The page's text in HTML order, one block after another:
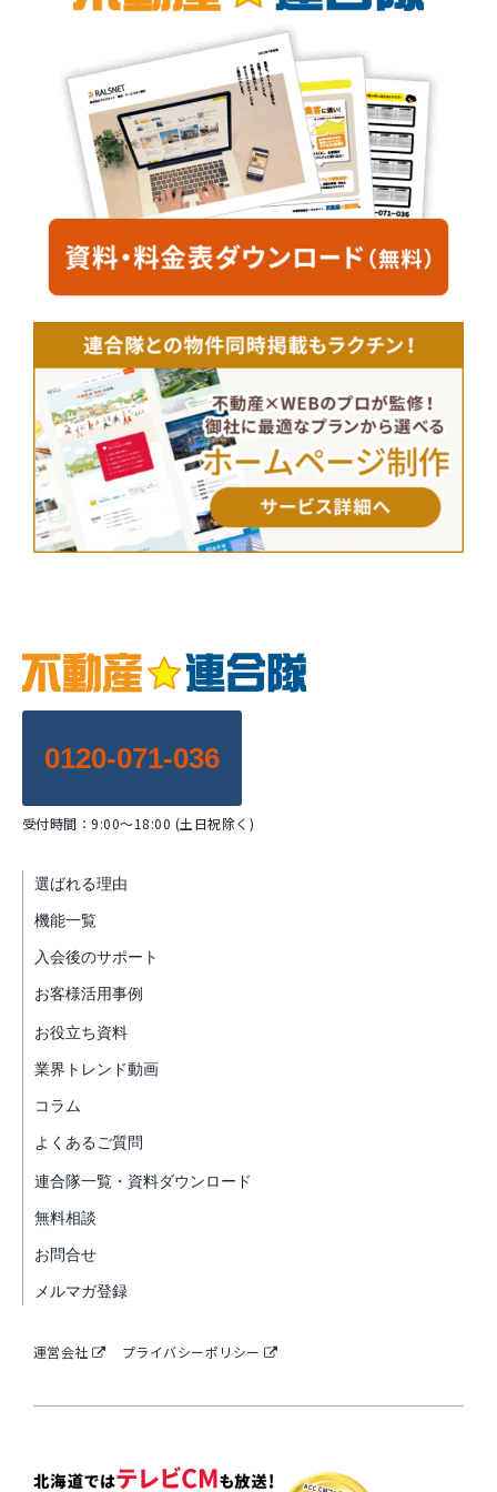
0120-071-036
受付時間：9:00～18:00 (土日祝除く)
選ばれる理由
機能一覧
入会後のサポート
お客様活用事例
お役立ち資料
業界トレンド動画
コラム
よくあるご質問
連合隊一覧・資料ダウンロード
無料相談
お問合せ
メルマガ登録
運営会社 プライバシーポリシー